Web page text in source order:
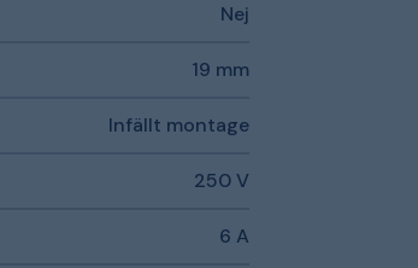
Nej
19 mm
Infällt montage
250 V
6 A